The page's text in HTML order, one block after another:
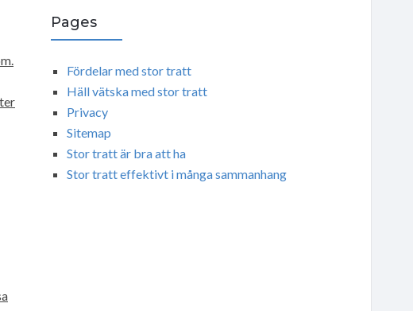
Pages
Fördelar med stor tratt
Häll vätska med stor tratt
Privacy
Sitemap
Stor tratt är bra att ha
Stor tratt effektivt i många sammanhang